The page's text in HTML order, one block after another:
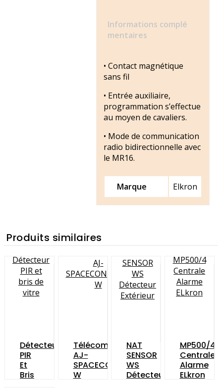
Informations complé
mentaires
• Contact magnétique
sans fil
• Entrée auxiliaire,
programmation s’effectue
au moyen de cavaliers.
• Mode de communication
radio bidirectionnelle avec
le MR16.
Marque Elkron
Produits similaires
Détecteur
PIR
Et
Bris
Télécommande
AJ-
SPACECONTROL-
W
NAT
SENSOR
WS
Détecteur
MP500/4
Centrale
Alarme
ELkron